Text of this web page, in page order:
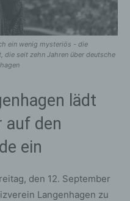
ein wenig mysteriös - die
die seit zehn Jahren über deutsche
lädt
auf den
ein
den 12. September
Langenhagen zu